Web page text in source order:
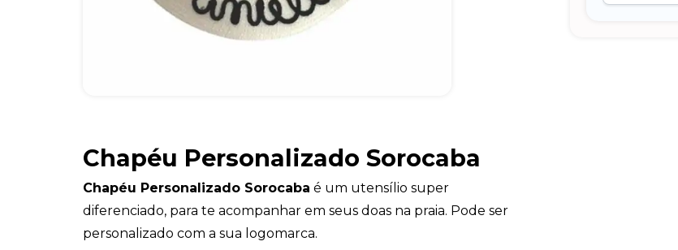
Chapéu Personalizado Sorocaba
Chapéu Personalizado Sorocaba é um utensílio super
diferenciado, para te acompanhar em seus doas na praia. Pode ser
personalizado com a sua logomarca.